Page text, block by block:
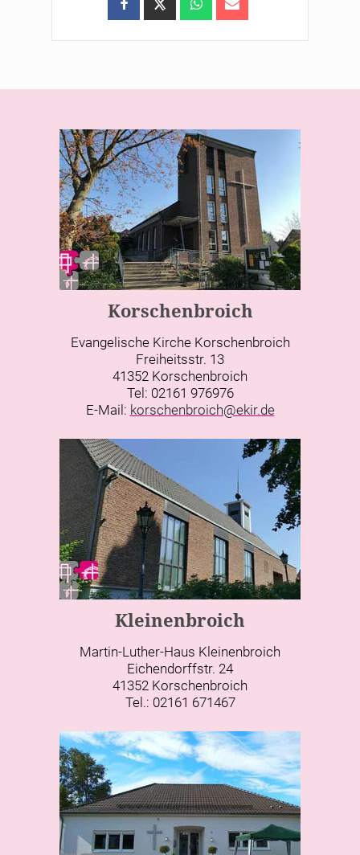
Korschenbroich
Evangelische Kirche Korschenbroich
Freiheitsstr. 13
41352 Korschenbroich
Tel: 02161 976976
E-Mail: korschenbroich@ekir.de
Kleinenbroich
Martin-Luther-Haus Kleinenbroich
Eichendorffstr. 24
41352 Korschenbroich
Tel.: 02161 671467